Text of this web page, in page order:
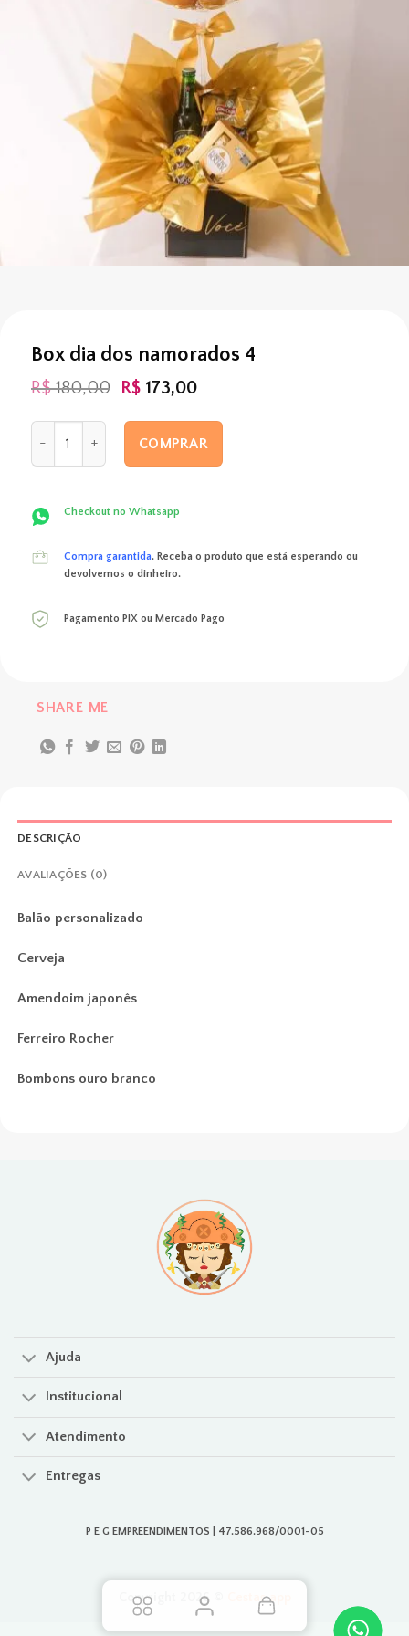
Box dia dos namorados 4
R$180,00 O
original
era:
R$ 180,00.
R$ 173,00O
atual
é:
R$ 173,00.
Box dia dos namorados 4 quantidade
COMPRAR
Checkout no Whatsapp
Compra garantida. Receba o produto que está esperando ou
devolvemos o dinheiro.
Pagamento PIX ou Mercado Pago
SHARE ME
DESCRIÇÃO
AVALIAÇÕES (0)
Balão personalizado
Cerveja
Amendoim japonês
Ferreiro Rocher
Bombons ouro branco
Ajuda
Institucional
Atendimento
Entregas
P E G EMPREENDIMENTOS | 47.586.968/0001-05
Copyright 2026 © Cestas.app